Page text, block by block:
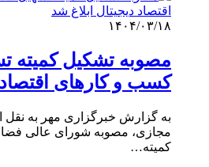
۱۴۰۴/۰۳/۱۸
مصوبه تشکیل کمیته
کسب و کارهای اقتصاد
به گزارش خبرگزاری مهر به
مجازی، مصوبه شورای عالی
کمیته…